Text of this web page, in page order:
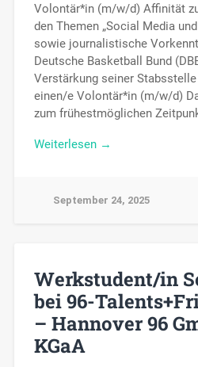
Volontär*in (m/w/d) Affinität
den Themen „Social Media
sowie journalistische
Deutsche Basketball Bund
Verstärkung seiner
einen/e Volontär*in (m/w/d)
zum frühestmöglichen
Weiterlesen →
September 24, 2025
Werkstudent/in
bei 96-
– Hannover 96
KGaA